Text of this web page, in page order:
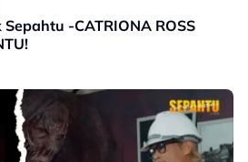
-CATRIONA ROSS